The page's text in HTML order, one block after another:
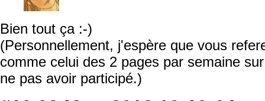
Bien tout ça :-)
(Personnellement, j'espère que vous
comme celui des 2 pages par semaine
ne pas avoir participé.)